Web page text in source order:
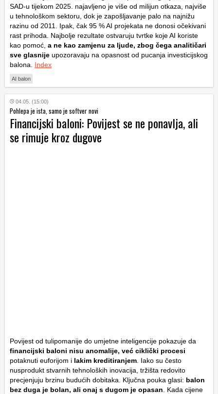
SAD-u tijekom 2025. najavljeno je više od milijun otkaza, najviše
u tehnološkom sektoru, dok je zapošljavanje palo na najnižu
razinu od 2011. Ipak, čak 95 % AI projekata ne donosi očekivani
rast prihoda. Najbolje rezultate ostvaruju tvrtke koje AI koriste
kao pomoć, a ne kao zamjenu za ljude, zbog čega analitičari
sve glasnije upozoravaju na opasnost od pucanja investicijskog
balona. Index
AI balon
04.05. (15:00)
Pohlepa je ista, samo je softver novi
Financijski baloni: Povijest se ne ponavlja, ali
se rimuje kroz dugove
Povijest od tulipomanije do umjetne inteligencije pokazuje da
financijski baloni nisu anomalije, već ciklički procesi
potaknuti euforijom i lakim kreditiranjem . Iako su često
nusprodukt stvarnih tehnoloških inovacija, tržišta redovito
precjenjuju brzinu budućih dobitaka. Ključna pouka glasi: balon
bez duga je bolan, ali onaj s dugom je opasan . Kada cijene